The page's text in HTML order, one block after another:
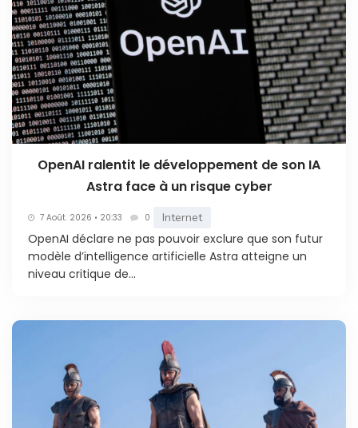
OpenAI ralentit le développement de son IA
Astra face à un risque cyber
7 Août. 2026 • 20:33 0 Internet
OpenAI déclare ne pas pouvoir exclure que son futur
modèle d’intelligence artificielle Astra atteigne un
niveau critique de...